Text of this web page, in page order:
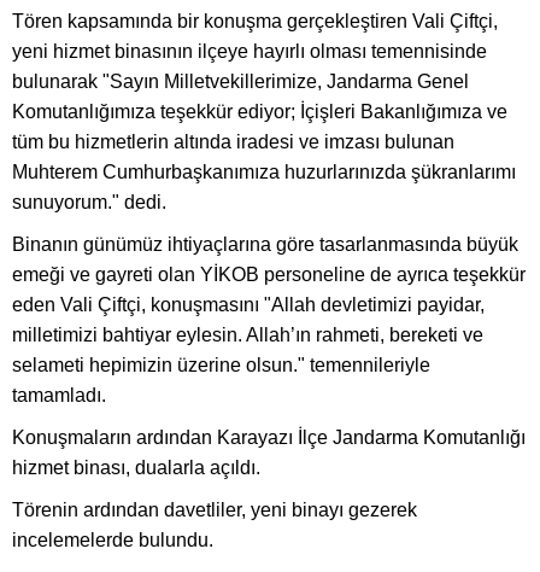
Tören kapsamında bir konuşma gerçekleştiren Vali Çiftçi,
yeni hizmet binasının ilçeye hayırlı olması temennisinde
bulunarak "Sayın Milletvekillerimize, Jandarma Genel
Komutanlığımıza teşekkür ediyor; İçişleri Bakanlığımıza ve
tüm bu hizmetlerin altında iradesi ve imzası bulunan
Muhterem Cumhurbaşkanımıza huzurlarınızda şükranlarımı
sunuyorum." dedi.
Binanın günümüz ihtiyaçlarına göre tasarlanmasında büyük
emeği ve gayreti olan YİKOB personeline de ayrıca teşekkür
eden Vali Çiftçi, konuşmasını "Allah devletimizi payidar,
milletimizi bahtiyar eylesin. Allah’ın rahmeti, bereketi ve
selameti hepimizin üzerine olsun." temennileriyle
tamamladı.
Konuşmaların ardından Karayazı İlçe Jandarma Komutanlığı
hizmet binası, dualarla açıldı.
Törenin ardından davetliler, yeni binayı gezerek
incelemelerde bulundu.